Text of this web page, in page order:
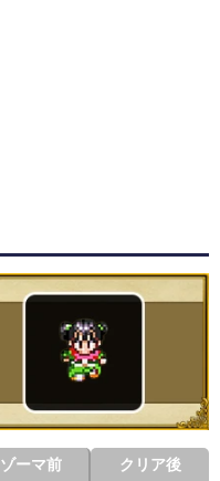
ゾーマ前 クリア後